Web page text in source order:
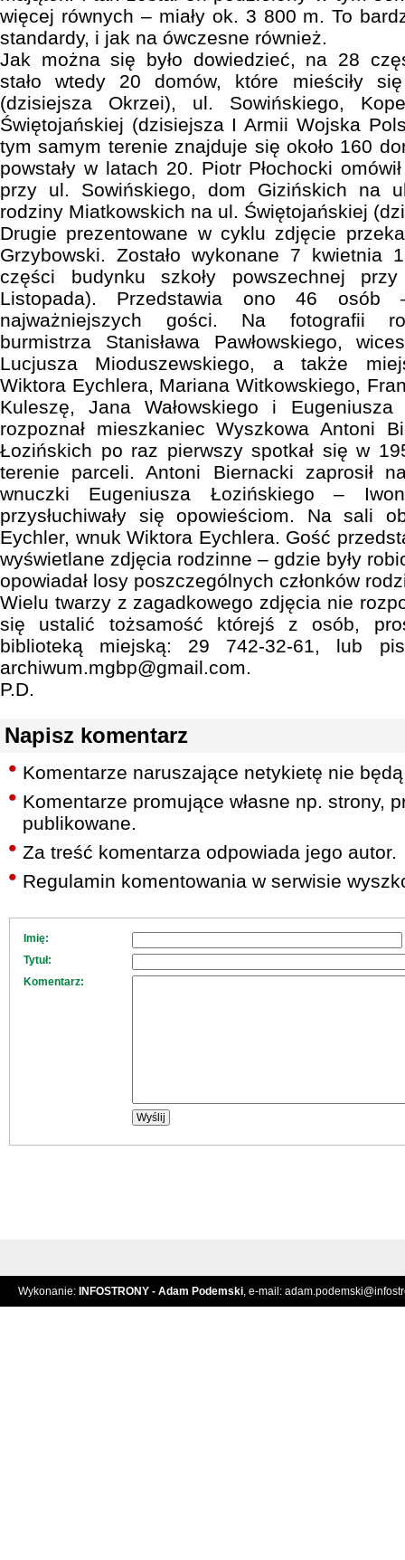
więcej równych – miały ok. 3 800 m. To
standardy, i jak na ówczesne również.
Jak można się było dowiedzieć, na 28
stało wtedy 20 domów, które mieściły
(dzisiejsza Okrzei), ul. Sowińskiego,
Świętojańskiej (dzisiejsza I Armii Wojska
tym samym terenie znajduje się około 160
powstały w latach 20. Piotr Płochocki
przy ul. Sowińskiego, dom Gizińskich na
rodziny Miatkowskich na ul. Świętojańskiej
Drugie prezentowane w cyklu zdjęcie
Grzybowski. Zostało wykonane 7 kwietnia
części budynku szkoły powszechnej
Listopada). Przedstawia ono 46
najważniejszych gości. Na fotografii
burmistrza Stanisława Pawłowskiego,
Lucjusza Mioduszewskiego, a także
Wiktora Eychlera, Mariana Witkowskiego,
Kuleszę, Jana Wałowskiego i Eugeniusza
rozpoznał mieszkaniec Wyszkowa Antoni
Łozińskich po raz pierwszy spotkał się w
terenie parceli. Antoni Biernacki zaprosił
wnuczki Eugeniusza Łozińskiego –
przysłuchiwały się opowieściom. Na sali
Eychler, wnuk Wiktora Eychlera. Gość
wyświetlane zdjęcia rodzinne – gdzie były
opowiadał losy poszczególnych członków
Wielu twarzy z zagadkowego zdjęcia nie
się ustalić tożsamość którejś z osób,
biblioteką miejską: 29 742-32-61, lub
archiwum.mgbp@gmail.com.
P.D.
Napisz komentarz
Komentarze naruszające netykietę nie
Komentarze promujące własne np. strony,
publikowane.
Za treść komentarza odpowiada jego autor.
Regulamin komentowania w serwisie
Imię:
Tytuł:
Komentarz:
Wykonanie: INFOSTRONY - Adam Podemski, e-mail: